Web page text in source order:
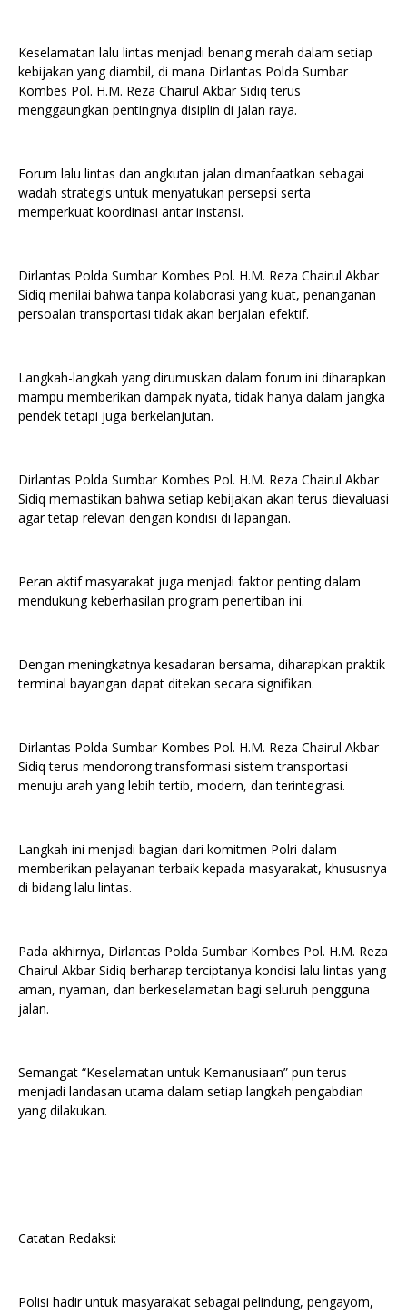
Keselamatan lalu lintas menjadi benang merah dalam setiap
kebijakan yang diambil, di mana Dirlantas Polda Sumbar
Kombes Pol. H.M. Reza Chairul Akbar Sidiq terus
menggaungkan pentingnya disiplin di jalan raya.
Forum lalu lintas dan angkutan jalan dimanfaatkan sebagai
wadah strategis untuk menyatukan persepsi serta
memperkuat koordinasi antar instansi.
Dirlantas Polda Sumbar Kombes Pol. H.M. Reza Chairul Akbar
Sidiq menilai bahwa tanpa kolaborasi yang kuat, penanganan
persoalan transportasi tidak akan berjalan efektif.
Langkah-langkah yang dirumuskan dalam forum ini diharapkan
mampu memberikan dampak nyata, tidak hanya dalam jangka
pendek tetapi juga berkelanjutan.
Dirlantas Polda Sumbar Kombes Pol. H.M. Reza Chairul Akbar
Sidiq memastikan bahwa setiap kebijakan akan terus dievaluasi
agar tetap relevan dengan kondisi di lapangan.
Peran aktif masyarakat juga menjadi faktor penting dalam
mendukung keberhasilan program penertiban ini.
Dengan meningkatnya kesadaran bersama, diharapkan praktik
terminal bayangan dapat ditekan secara signifikan.
Dirlantas Polda Sumbar Kombes Pol. H.M. Reza Chairul Akbar
Sidiq terus mendorong transformasi sistem transportasi
menuju arah yang lebih tertib, modern, dan terintegrasi.
Langkah ini menjadi bagian dari komitmen Polri dalam
memberikan pelayanan terbaik kepada masyarakat, khususnya
di bidang lalu lintas.
Pada akhirnya, Dirlantas Polda Sumbar Kombes Pol. H.M. Reza
Chairul Akbar Sidiq berharap terciptanya kondisi lalu lintas yang
aman, nyaman, dan berkeselamatan bagi seluruh pengguna
jalan.
Semangat “Keselamatan untuk Kemanusiaan” pun terus
menjadi landasan utama dalam setiap langkah pengabdian
yang dilakukan.
Catatan Redaksi:
Polisi hadir untuk masyarakat sebagai pelindung, pengayom,